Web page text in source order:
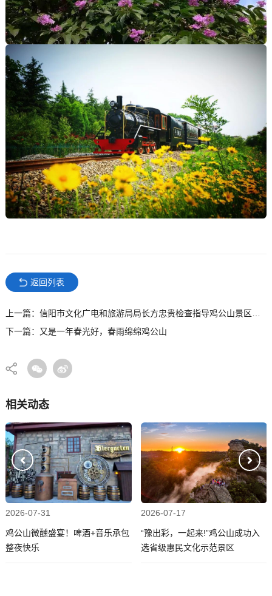
返回列表
下一篇：又是一年春光好，春雨绵绵鸡公山
相关动态
2026-07-31
鸡公山微醺盛宴！啤酒+音乐承包
整夜快乐
2026-07-17
“豫出彩，一起来!”鸡公山成功入
选省级惠民文化示范景区